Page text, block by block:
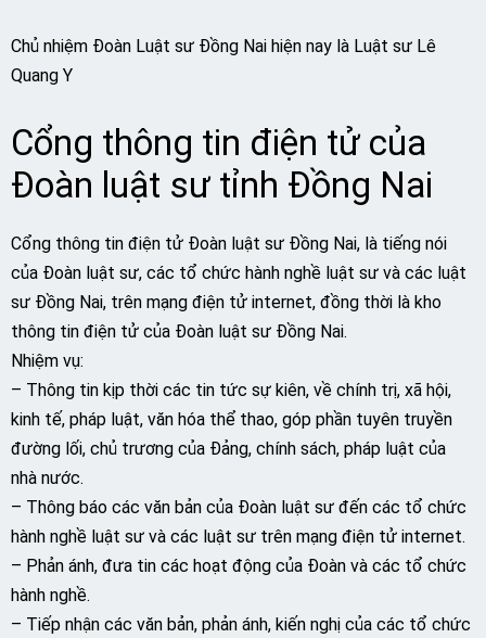
Chủ nhiệm Đoàn Luật sư Đồng Nai hiện nay là Luật sư Lê
Quang Y
Cổng thông tin điện tử của
Đoàn luật sư tỉnh Đồng Nai
Cổng thông tin điện tử Đoàn luật sư Đồng Nai, là tiếng nói
của Đoàn luật sư, các tổ chức hành nghề luật sư và các luật
sư Đồng Nai, trên mạng điện tử internet, đồng thời là kho
thông tin điện tử của Đoàn luật sư Đồng Nai.
Nhiệm vụ:
– Thông tin kịp thời các tin tức sự kiên, về chính trị, xã hội,
kinh tế, pháp luật, văn hóa thể thao, góp phần tuyên truyền
đường lối, chủ trương của Đảng, chính sách, pháp luật của
nhà nước.
– Thông báo các văn bản của Đoàn luật sư đến các tổ chức
hành nghề luật sư và các luật sư trên mạng điện tử internet.
– Phản ánh, đưa tin các hoạt động của Đoàn và các tổ chức
hành nghề.
– Tiếp nhận các văn bản, phản ánh, kiến nghị của các tổ chức